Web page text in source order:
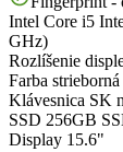
Intel Core i5
GHz)
Rozlíšenie
Farba strieborná
Klávesnica SK
SSD 256GB
Display 15.6"